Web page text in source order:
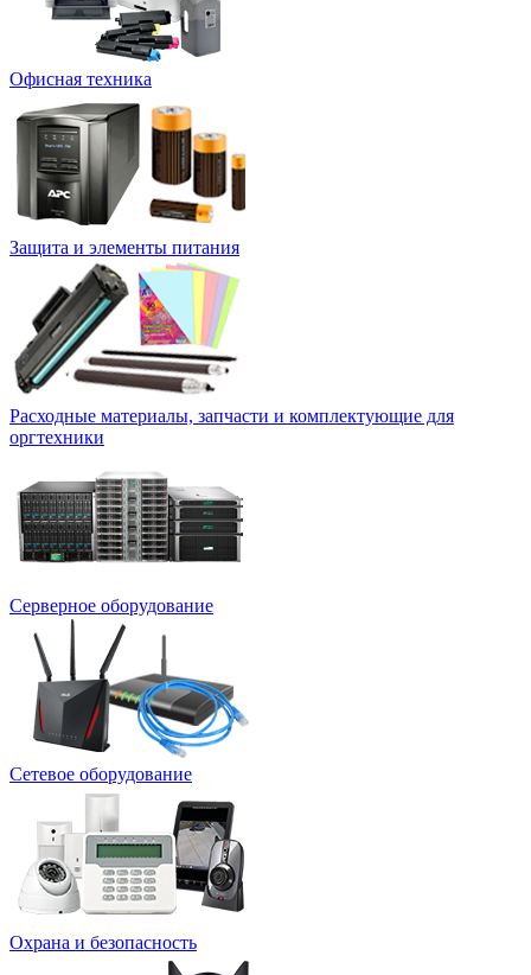
Офисная техника
Защита и элементы питания
Расходные материалы, запчасти и комплектующие для
оргтехники
Серверное оборудование
Сетевое оборудование
Охрана и безопасность